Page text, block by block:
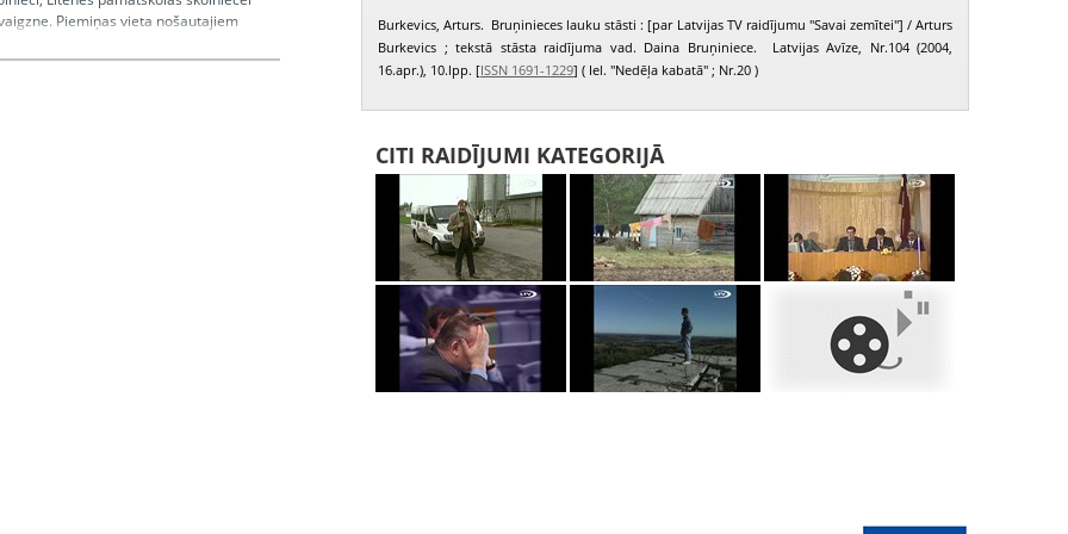
Piemiņas vieta nošautajiem
māja * Truškopība un paipalu
ķauķis kūtī, bišu saimes. Stāsta
Ciglis Gunārs, Ķelle Jānis,
Burkevics, Arturs. Bruņinieces lauku stāsti : [par Latvijas TV raidījumu "Savai zemītei"] / Arturs
Burkevics ; tekstā stāsta raidījuma vad. Daina Bruņiniece. Latvijas Avīze, Nr.104 (2004,
16.apr.), 10.lpp. [ISSN 1691-1229] ( Iel. "Nedēļa kabatā" ; Nr.20 )
CITI RAIDĪJUMI KATEGORIJĀ